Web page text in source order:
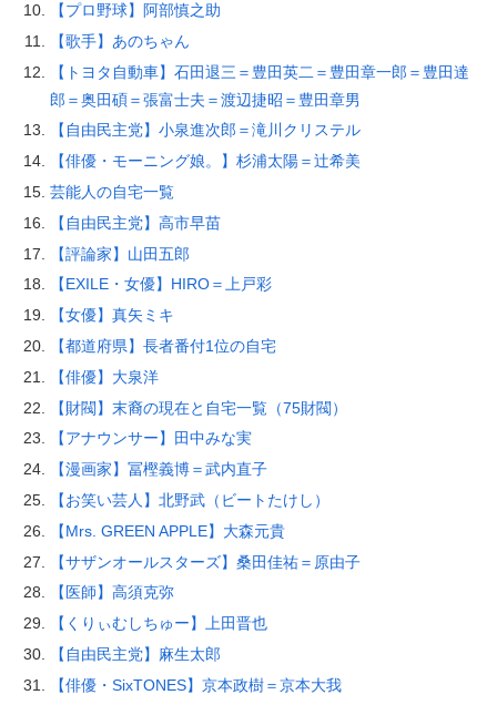
【プロ野球】阿部慎之助
【歌手】あのちゃん
【トヨタ自動車】石田退三＝豊田英二＝豊田章一郎＝豊田達
郎＝奥田碩＝張富士夫＝渡辺捷昭＝豊田章男
【自由民主党】小泉進次郎＝滝川クリステル
【俳優・モーニング娘。】杉浦太陽＝辻希美
芸能人の自宅一覧
【自由民主党】高市早苗
【評論家】山田五郎
【EXILE・女優】HIRO＝上戸彩
【女優】真矢ミキ
【都道府県】長者番付1位の自宅
【俳優】大泉洋
【財閥】末裔の現在と自宅一覧（75財閥）
【アナウンサー】田中みな実
【漫画家】冨樫義博＝武内直子
【お笑い芸人】北野武（ビートたけし）
【Mrs. GREEN APPLE】大森元貴
【サザンオールスターズ】桑田佳祐＝原由子
【医師】高須克弥
【くりぃむしちゅー】上田晋也
【自由民主党】麻生太郎
【俳優・SixTONES】京本政樹＝京本大我